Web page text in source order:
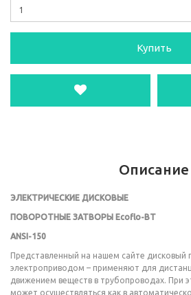
Купить
Описание
ЭЛЕКТРИЧЕСКИЕ ДИСКОВЫЕ
ПОВОРОТНЫЕ ЗАТВОРЫ Ecoflo-BT
ANSI-150
Представленный на нашем сайте дисковый
электроприводом – применяют для
движением веществ в трубопроводах. При
может осуществляться как в